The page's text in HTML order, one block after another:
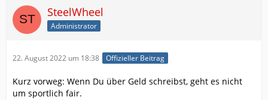
SteelWheel
Administrator
22. August 2022 um 18:38 Offizieller Beitrag
Kurz vorweg: Wenn Du über Geld schreibst, geht es nicht
um sportlich fair.